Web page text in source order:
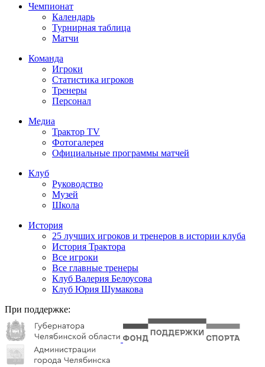
Чемпионат
Календарь
Турнирная таблица
Матчи
Команда
Игроки
Статистика игроков
Тренеры
Персонал
Медиа
Трактор TV
Фотогалерея
Официальные программы матчей
Клуб
Руководство
Музей
Школа
История
25 лучших игроков и тренеров в истории клуба
История Трактора
Все игроки
Все главные тренеры
Клуб Валерия Белоусова
Клуб Юрия Шумакова
При поддержке: